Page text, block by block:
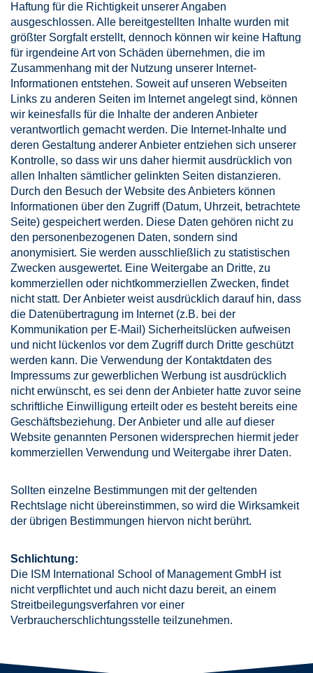
Haftung für die Richtigkeit unserer Angaben
ausgeschlossen. Alle bereitgestellten Inhalte wurden mit
größter Sorgfalt erstellt, dennoch können wir keine Haftung
für irgendeine Art von Schäden übernehmen, die im
Zusammenhang mit der Nutzung unserer Internet-
Informationen entstehen. Soweit auf unseren Webseiten
Links zu anderen Seiten im Internet angelegt sind, können
wir keinesfalls für die Inhalte der anderen Anbieter
verantwortlich gemacht werden. Die Internet-Inhalte und
deren Gestaltung anderer Anbieter entziehen sich unserer
Kontrolle, so dass wir uns daher hiermit ausdrücklich von
allen Inhalten sämtlicher gelinkten Seiten distanzieren.
Durch den Besuch der Website des Anbieters können
Informationen über den Zugriff (Datum, Uhrzeit, betrachtete
Seite) gespeichert werden. Diese Daten gehören nicht zu
den personenbezogenen Daten, sondern sind
anonymisiert. Sie werden ausschließlich zu statistischen
Zwecken ausgewertet. Eine Weitergabe an Dritte, zu
kommerziellen oder nichtkommerziellen Zwecken, findet
nicht statt. Der Anbieter weist ausdrücklich darauf hin, dass
die Datenübertragung im Internet (z.B. bei der
Kommunikation per E-Mail) Sicherheitslücken aufweisen
und nicht lückenlos vor dem Zugriff durch Dritte geschützt
werden kann. Die Verwendung der Kontaktdaten des
Impressums zur gewerblichen Werbung ist ausdrücklich
nicht erwünscht, es sei denn der Anbieter hatte zuvor seine
schriftliche Einwilligung erteilt oder es besteht bereits eine
Geschäftsbeziehung. Der Anbieter und alle auf dieser
Website genannten Personen widersprechen hiermit jeder
kommerziellen Verwendung und Weitergabe ihrer Daten.
Sollten einzelne Bestimmungen mit der geltenden
Rechtslage nicht übereinstimmen, so wird die Wirksamkeit
der übrigen Bestimmungen hiervon nicht berührt.
Schlichtung:
Die ISM International School of Management GmbH ist
nicht verpflichtet und auch nicht dazu bereit, an einem
Streitbeilegungsverfahren vor einer
Verbraucherschlichtungsstelle teilzunehmen.